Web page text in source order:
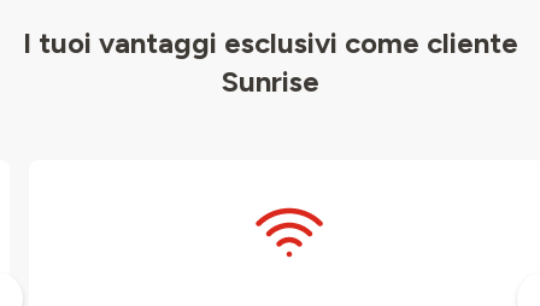
I tuoi vantaggi esclusivi come cliente
Sunrise